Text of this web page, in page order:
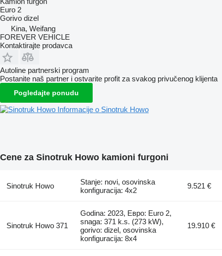
Euro 2
Gorivo dizel
Kina, Weifang
FOREVER VEHICLE
Kontaktirajte prodavca
Autoline partnerski program
Postanite naš partner i ostvarite profit za svakog privučenog klijenta
Pogledajte ponudu
Informacije o Sinotruk Howo
Cene za Sinotruk Howo kamioni furgoni
Sinotruk Howo
Stanje: novi, osovinska
konfiguracija: 4x2
9.521 €
Sinotruk Howo 371
Godina: 2023, Евро: Euro 2,
snaga: 371 k.s. (273 kW),
gorivo: dizel, osovinska
konfiguracija: 8x4
19.910 €